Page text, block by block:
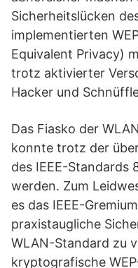
Sicherheitslücken
implementierten
Equivalent Privacy)
trotz aktivierter
Hacker und
Das Fiasko der
konnte trotz der
des IEEE-Standards
werden. Zum
es das IEEE-
praxistaugliche
WLAN-Standard zu
kryptografische